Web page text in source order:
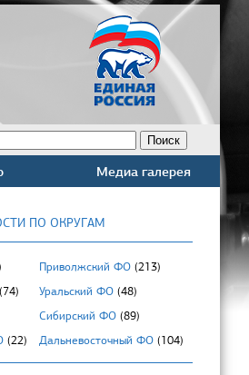
Медиа галерея
ПО ОКРУГАМ
Приволжский ФО (213)
(74) Уральский ФО (48)
Сибирский ФО (89)
(22) Дальневосточный ФО (104)